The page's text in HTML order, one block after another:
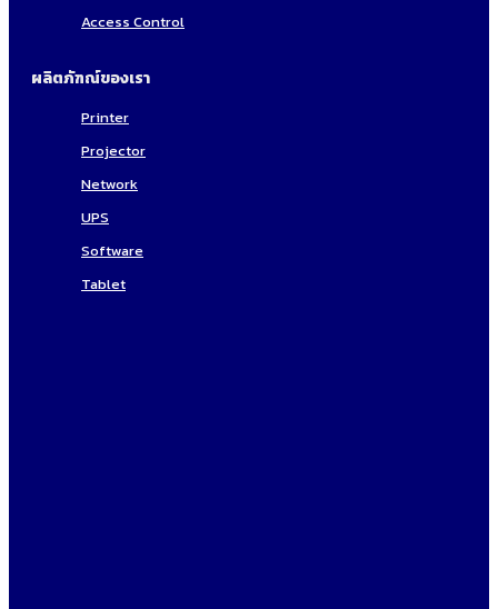
Access Control
ผลิตภัฑณ์ของเรา
Printer
Projector
Network
UPS
Software
Tablet